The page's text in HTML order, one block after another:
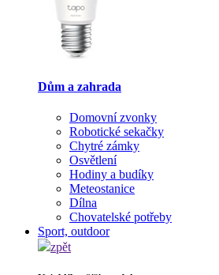
Dům a zahrada
Domovní zvonky
Robotické sekačky
Chytré zámky
Osvětlení
Hodiny a budíky
Meteostanice
Dílna
Chovatelské potřeby
Sport, outdoor
zpět